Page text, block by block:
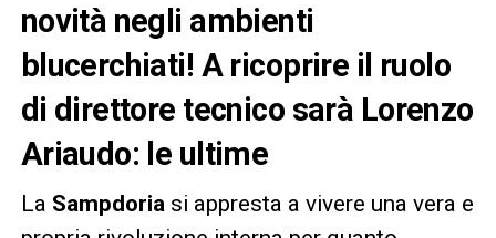
novità negli ambienti
blucerchiati! A ricoprire il ruolo
di direttore tecnico sarà Lorenzo
Ariaudo: le ultime
La Sampdoriasi appresta a vivere una vera e